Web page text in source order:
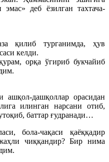
деб ёзилган тахтача-
қилиб турганимда, ҳув
келди.
орқа ўгириб букчайиб
ашқол-дашқоллар орасидан
илинган нарсани отиб,
баттар ғудранади…
бола-чақаси қаёққадир
чиққандир? Бир нима